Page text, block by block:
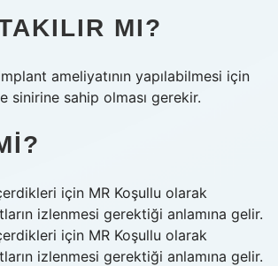
MI?
ameliyatının yapılabilmesi için
sinirine sahip olması gerekir.
için MR Koşullu olarak
izlenmesi gerektiği anlamına gelir.
için MR Koşullu olarak
izlenmesi gerektiği anlamına gelir.